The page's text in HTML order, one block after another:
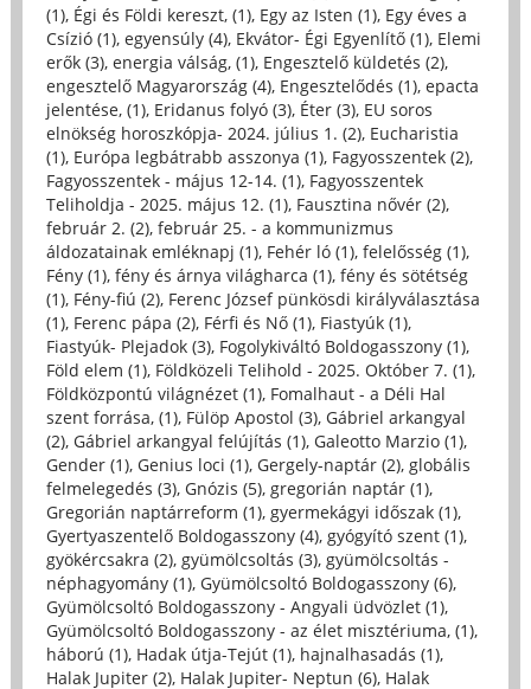
(1), Égi és Földi kereszt, (1), Egy az Isten (1), Egy éves a
Csízió (1), egyensúly (4), Ekvátor- Égi Egyenlítő (1), Elemi
erők (3), energia válság, (1), Engesztelő küldetés (2),
engesztelő Magyarország (4), Engesztelődés (1), epacta
jelentése, (1), Eridanus folyó (3), Éter (3), EU soros
elnökség horoszkópja- 2024. július 1. (2), Eucharistia
(1), Európa legbátrabb asszonya (1), Fagyosszentek (2),
Fagyosszentek - május 12-14. (1), Fagyosszentek
Teliholdja - 2025. május 12. (1), Fausztina nővér (2),
február 2. (2), február 25. - a kommunizmus
áldozatainak emléknapj (1), Fehér ló (1), felelősség (1),
Fény (1), fény és árnya világharca (1), fény és sötétség
(1), Fény-fiú (2), Ferenc József pünkösdi királyválasztása
(1), Ferenc pápa (2), Férfi és Nő (1), Fiastyúk (1),
Fiastyúk- Plejadok (3), Fogolykiváltó Boldogasszony (1),
Föld elem (1), Földközeli Telihold - 2025. Október 7. (1),
Földközpontú világnézet (1), Fomalhaut - a Déli Hal
szent forrása, (1), Fülöp Apostol (3), Gábriel arkangyal
(2), Gábriel arkangyal felújítás (1), Galeotto Marzio (1),
Gender (1), Genius loci (1), Gergely-naptár (2), globális
felmelegedés (3), Gnózis (5), gregorián naptár (1),
Gregorián naptárreform (1), gyermekágyi időszak (1),
Gyertyaszentelő Boldogasszony (4), gyógyító szent (1),
gyökércsakra (2), gyümölcsoltás (3), gyümölcsoltás -
néphagyomány (1), Gyümölcsoltó Boldogasszony (6),
Gyümölcsoltó Boldogasszony - Angyali üdvözlet (1),
Gyümölcsoltó Boldogasszony - az élet misztériuma, (1),
háború (1), Hadak útja-Tejút (1), hajnalhasadás (1),
Halak Jupiter (2), Halak Jupiter- Neptun (6), Halak